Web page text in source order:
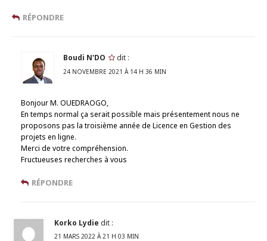
RÉPONDRE
Boudi N'DO dit :
24 NOVEMBRE 2021 À 14 H 36 MIN
Bonjour M. OUEDRAOGO,
En temps normal ça serait possible mais présentement nous ne
proposons pas la troisième année de Licence en Gestion des
projets en ligne.
Merci de votre compréhension.
Fructueuses recherches à vous
RÉPONDRE
Korko Lydie dit :
21 MARS 2022 À 21 H 03 MIN